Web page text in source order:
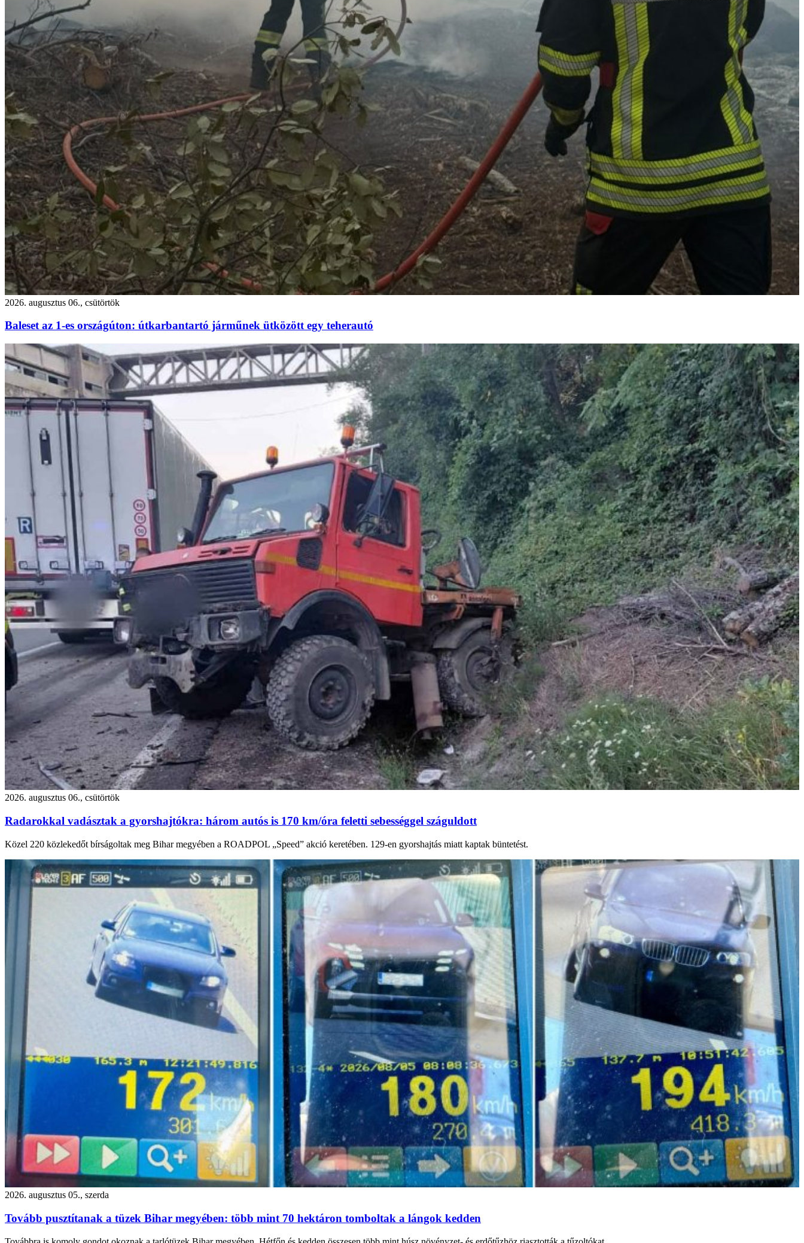
2026. augusztus 06., csütörtök
Baleset az 1-es országúton: útkarbantartó járműnek ütközött egy teherautó
2026. augusztus 06., csütörtök
Radarokkal vadásztak a gyorshajtókra: három autós is 170 km/óra feletti sebességgel száguldott
Közel 220 közlekedőt bírságoltak meg Bihar megyében a ROADPOL „Speed” akció keretében. 129-en gyorshajtás miatt kaptak büntetést.
2026. augusztus 05., szerda
Tovább pusztítanak a tüzek Bihar megyében: több mint 70 hektáron tomboltak a lángok kedden